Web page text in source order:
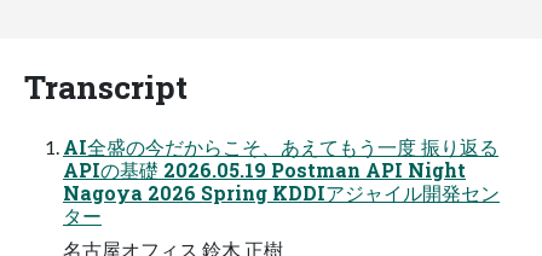
Transcript
AI全盛の今だからこそ、あえてもう一度 振り返る
APIの基礎 2026.05.19 Postman API Night
Nagoya 2026 Spring KDDIアジャイル開発セン
ター
名古屋オフィス 鈴木 正樹